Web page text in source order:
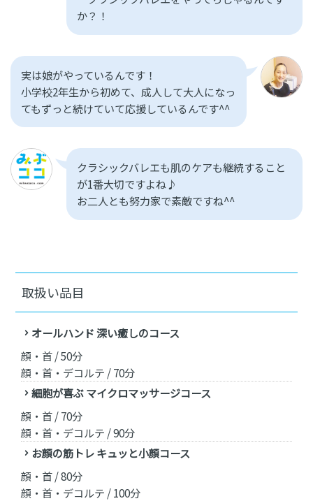
か？！
実は娘がやっているんです！
小学校2年生から初めて、成人して大人になっ
てもずっと続けていて応援しているんです^^
クラシックバレエも肌のケアも継続すること
が1番大切ですよね♪
お二人とも努力家で素敵ですね^^
取扱い品目
オールハンド 深い癒しのコース
顔・首 / 50分
顔・首・デコルテ / 70分
細胞が喜ぶ マイクロマッサージコース
顔・首 / 70分
顔・首・デコルテ / 90分
お顔の筋トレ キュッと小顔コース
顔・首 / 80分
顔・首・デコルテ / 100分